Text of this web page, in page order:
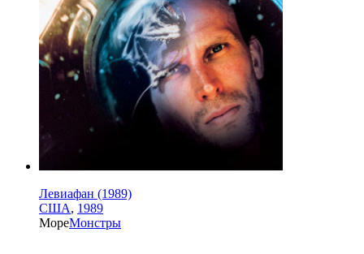
Левиафан (1989)
США, 1989
МореМонстры